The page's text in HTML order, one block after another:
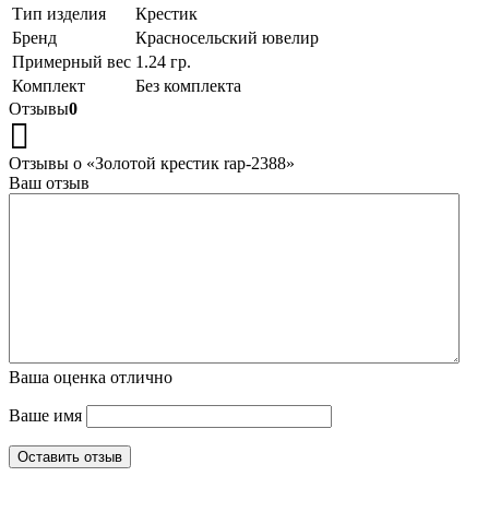
Тип изделия
Крестик
Бренд
Красносельский ювелир
Примерный вес 1.24 гр.
Комплект
Без комплекта
Отзывы0
Отзывы о «Золотой крестик rap-2388»
Ваш отзыв
Ваша оценка отлично
Ваше имя
Оставить отзыв